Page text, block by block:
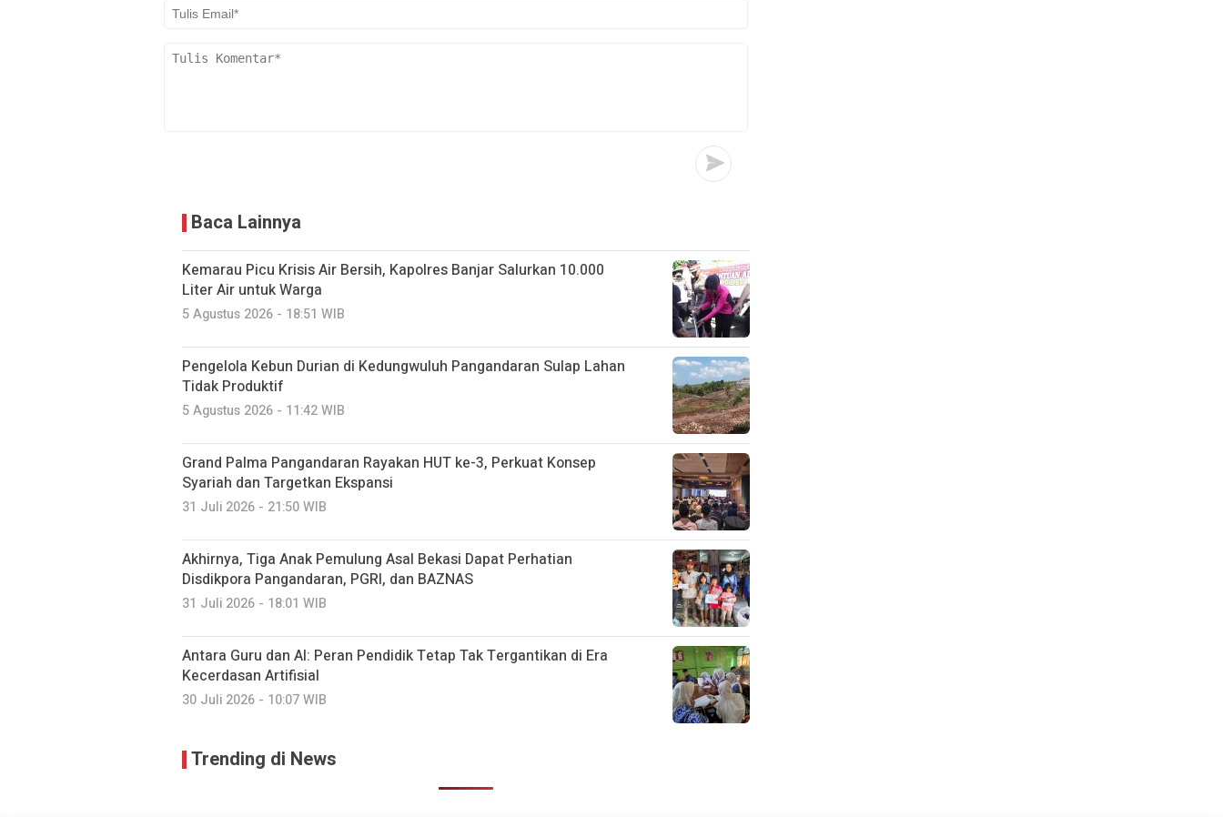
Baca Lainnya
Kemarau Picu Krisis Air Bersih, Kapolres Banjar Salurkan 10.000
Liter Air untuk Warga
5 Agustus 2026 - 18:51 WIB
Pengelola Kebun Durian di Kedungwuluh Pangandaran Sulap Lahan
Tidak Produktif ‎
5 Agustus 2026 - 11:42 WIB
Grand Palma Pangandaran Rayakan HUT ke-3, Perkuat Konsep
Syariah dan Targetkan Ekspansi
31 Juli 2026 - 21:50 WIB
Akhirnya, Tiga Anak Pemulung Asal Bekasi Dapat Perhatian
Disdikpora Pangandaran, PGRI, dan BAZNAS
31 Juli 2026 - 18:01 WIB
Antara Guru dan AI: Peran Pendidik Tetap Tak Tergantikan di Era
Kecerdasan Artifisial
30 Juli 2026 - 10:07 WIB
Trending di News